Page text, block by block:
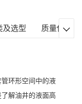
及选型 质量保证

环形空间中的液
解油井的液面高